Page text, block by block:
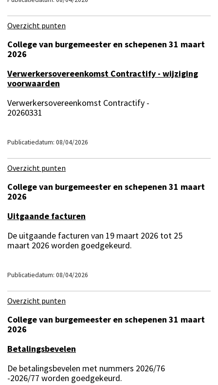
Overzicht punten
College van burgemeester en schepenen 31 maart
2026
Verwerkersovereenkomst Contractify - wijziging
voorwaarden
Verwerkersovereenkomst Contractify -
20260331
Publicatiedatum: 08/04/2026
Overzicht punten
College van burgemeester en schepenen 31 maart
2026
Uitgaande facturen
De uitgaande facturen van 19 maart 2026 tot 25
maart 2026 worden goedgekeurd.
Publicatiedatum: 08/04/2026
Overzicht punten
College van burgemeester en schepenen 31 maart
2026
Betalingsbevelen
De betalingsbevelen met nummers 2026/76
-2026/77 worden goedgekeurd.